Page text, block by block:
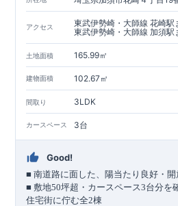
アクセス
東武伊勢崎・大師線 花崎
東武伊勢崎・大師線 加須駅
土地面積 165.99㎡
建物面積 102.67㎡
間取り 3LDK
カースペース 3台
Good!
■南道路に面した、陽当たり良好・
■敷地50坪超・カースペース3台分を
住宅街に佇む全2棟